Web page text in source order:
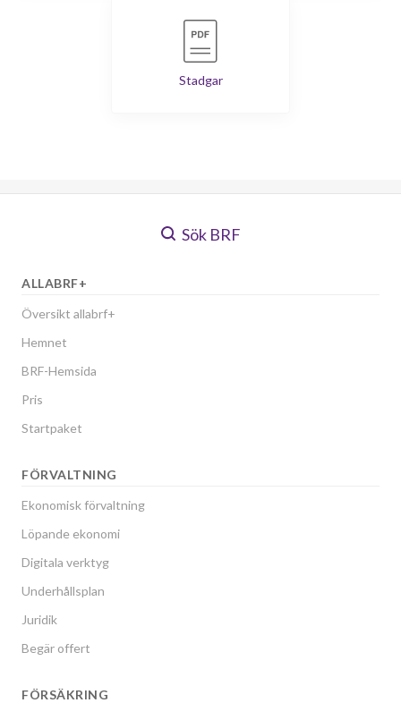
Stadgar
Sök BRF
ALLABRF+
Översikt allabrf+
Hemnet
BRF-Hemsida
Pris
Startpaket
FÖRVALTNING
Ekonomisk förvaltning
Löpande ekonomi
Digitala verktyg
Underhållsplan
Juridik
Begär offert
FÖRSÄKRING